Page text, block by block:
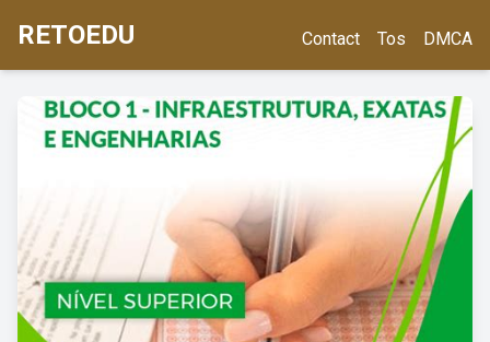
RETOEDU Contact Tos DMCA